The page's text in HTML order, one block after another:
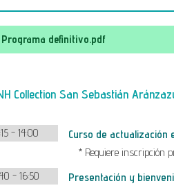
Programa definitivo.pdf
Collection San Sebastián
- 14:00
Curso de actualización
* Requiere inscripción
- 16:50
Presentación y